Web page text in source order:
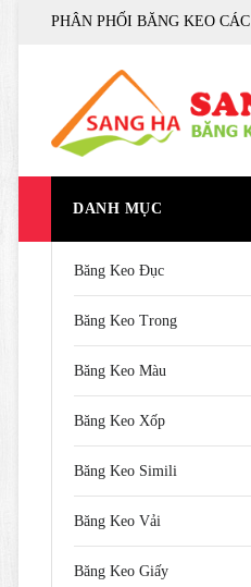
PHÂN PHỐI BĂNG KEO
DANH MỤC
Băng Keo Đục
Băng Keo Trong
Băng Keo Màu
Băng Keo Xốp
Băng Keo Simili
Băng Keo Vải
Băng Keo Giấy